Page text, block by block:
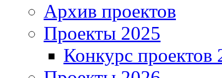
Архив проектов
Проекты 2025
Конкурс проектов